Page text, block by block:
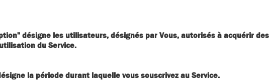
" désigne les utilisateurs, désignés par Vous, autorisés à acquérir
du Service.
la période durant laquelle vous souscrivez au Service.